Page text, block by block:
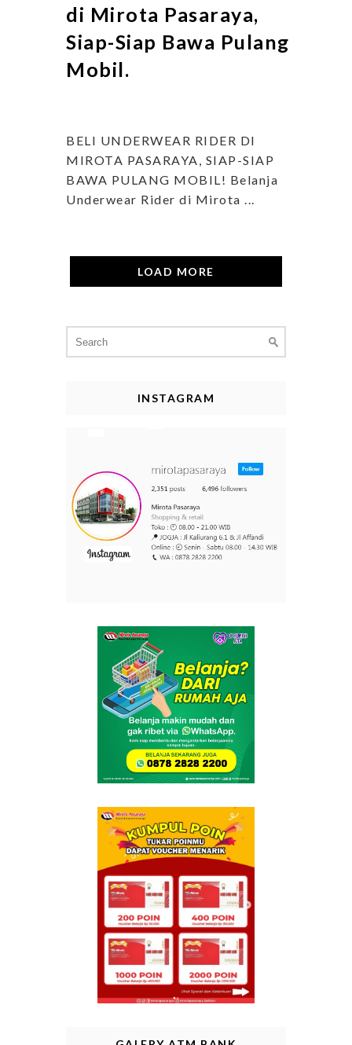
di Mirota Pasaraya,
Siap-Siap Bawa Pulang
Mobil.
BELI UNDERWEAR RIDER DI
MIROTA PASARAYA, SIAP-SIAP
BAWA PULANG MOBIL! Belanja
Underwear Rider di Mirota ...
LOAD MORE
for:
INSTAGRAM